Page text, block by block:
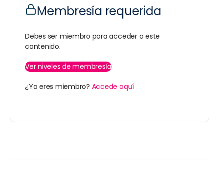
Membresía requerida
Debes ser miembro para acceder a este
contenido.
Ver niveles de membresía
¿Ya eres miembro? Accede aquí